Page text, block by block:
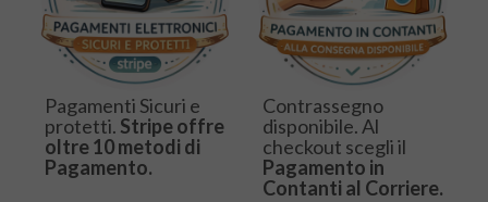
Pagamenti Sicuri e
protetti. Stripe offre
oltre 10 metodi di
Pagamento.
Contrassegno
disponibile. Al
checkout scegli il
Pagamento in
Contanti al Corriere.